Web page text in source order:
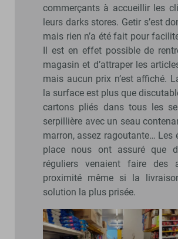
commerçants à accueillir les
leurs darks stores. Getir s’est
mais rien n’a été fait pour
Il est en effet possible de
magasin et d’attraper les
mais aucun prix n’est affiché.
la surface est plus que
cartons pliés dans tous les
serpillière avec un seau
marron, assez ragoutante… Les
place nous ont assuré que
réguliers venaient faire des
proximité même si la
solution la plus prisée.